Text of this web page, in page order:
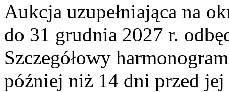
Aukcja uzupełniająca na
do 31 grudnia 2027 r.
Szczegółowy
później niż 14 dni przed